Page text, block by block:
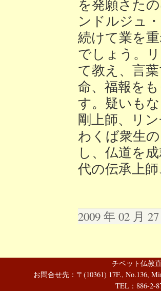
を発願さた
ンドルジュ
続けて業を
でしょう。
て教え、言
命、福報を
す。疑いも
剛上師、リ
わくば衆生
し、仏道を
代の伝承上
2009 年 02 月
チベット仏教
お問合せ先：〒(10361) 17F., No.136,
TEL：886-2-